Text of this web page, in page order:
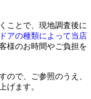
ことで、現地調査後に
アの種類によって当店
様のお時間やご負担を
ので、ご参照のうえ、
げます。